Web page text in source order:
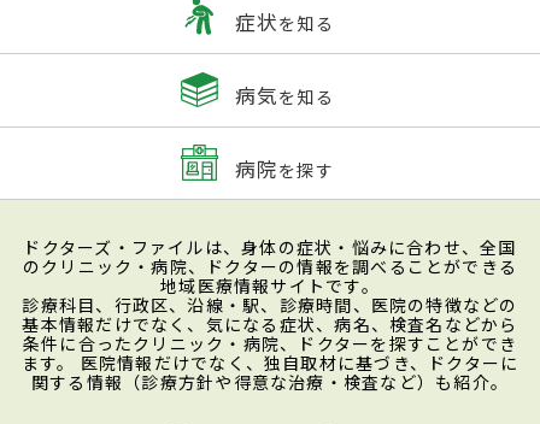
症状を知る
病気を知る
病院を探す
ドクターズ・ファイルは、身体の症状・悩みに合わせ、全国
のクリニック・病院、ドクターの情報を調べることができる
地域医療情報サイトです。
診療科目、行政区、沿線・駅、診療時間、医院の特徴などの
基本情報だけでなく、気になる症状、病名、検査名などから
条件に合ったクリニック・病院、ドクターを探すことができ
ます。 医院情報だけでなく、独自取材に基づき、ドクターに
関する情報（診療方針や得意な治療・検査など）も紹介。